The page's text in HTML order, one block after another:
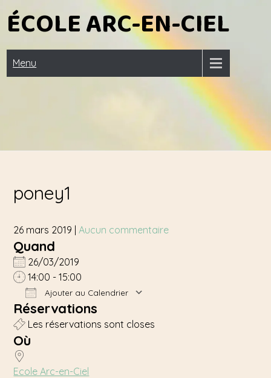
content
ÉCOLE ARC-EN-CIEL
Menu
poney1
26 mars 2019 |Aucun commentaire
Quand
26/03/2019
14:00 - 15:00
Ajouter au Calendrier
Télécharger ICS
Réservations
Les réservations sont closes
Où
Ecole Arc-en-Ciel